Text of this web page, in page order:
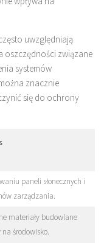
uwzględniają
oszczędności związane
systemów
znacznie
się do ochrony
paneli słonecznych i
zarządzania.
materiały budowlane
środowisko.